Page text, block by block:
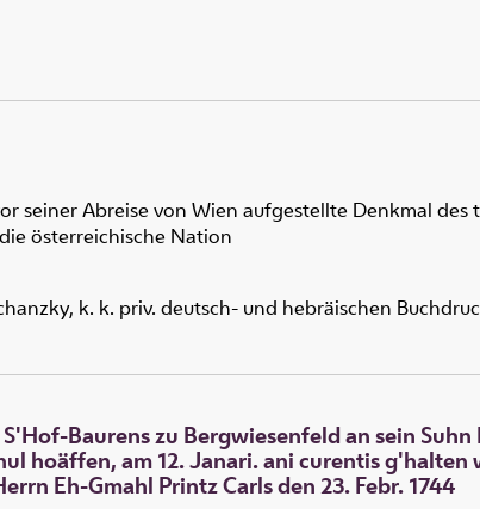
seiner Abreise von Wien aufgestellte Denkmal
österreichische Nation
k. k. priv. deutsch- und hebräischen
Baurens zu Bergwiesenfeld an sein
hoäffen, am 12. Janari. ani curentis
Eh-Gmahl Printz Carls den 23. Febr. 1744